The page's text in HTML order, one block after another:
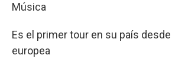
Música
Es el primer tour en su país
europea